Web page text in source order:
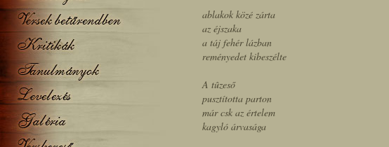
ablakok közé zárta
az éjszaka
a táj fehér lázban
reményedet kibeszélte
A tûzeső
pusztította parton
már csk az értelem
kagyló árvasága